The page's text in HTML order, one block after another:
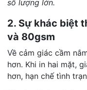
số lượng lớn.
2. Sự khác biệt
và 80gsm
Về cảm giác cầm
hơn. Khi in hai mặt,
hơn, hạn chế tình